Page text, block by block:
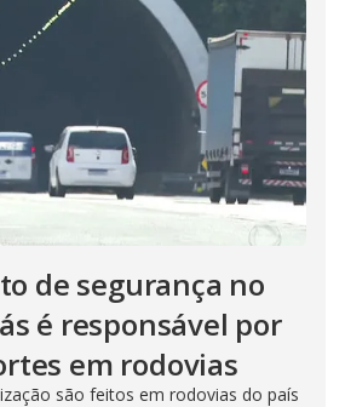
de segurança no
é responsável por
em rodovias
são feitos em rodovias do país